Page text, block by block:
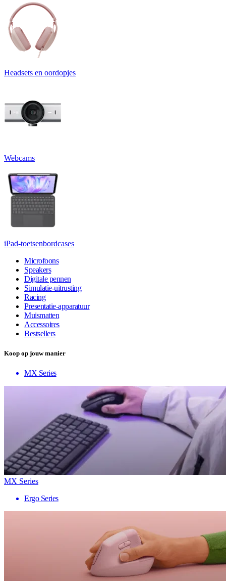
Headsets en oordopjes
Webcams
iPad-toetsenbordcases
Microfoons
Speakers
Digitale pennen
Simulatie-uitrusting
Racing
Presentatie-apparatuur
Muismatten
Accessoires
Bestsellers
Koop op jouw manier
MX Series
MX Series
Ergo Series